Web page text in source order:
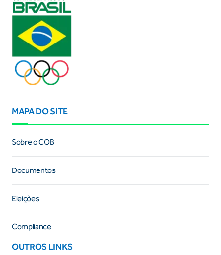
MAPA DO SITE
Sobre o COB
Documentos
Eleições
Compliance
OUTROS LINKS